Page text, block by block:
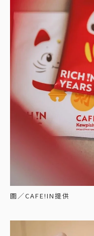
圖／CAFE!IN提供